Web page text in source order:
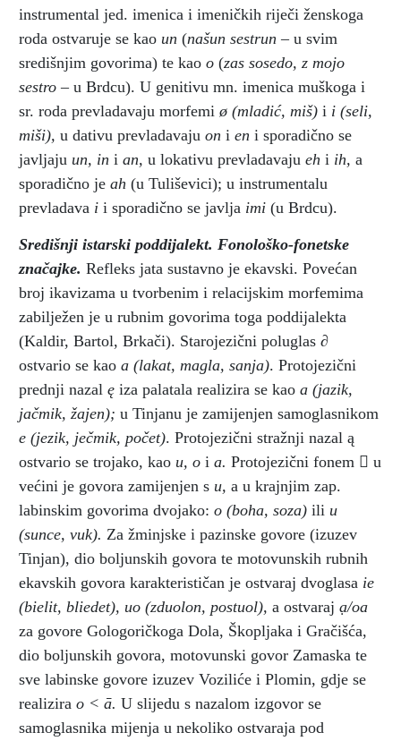
instrumental jed. imenica i imeničkih riječi ženskoga
roda ostvaruje se kao un (našun sestrun – u svim
središnjim govorima) te kao o (zas sosedo, z mojo
sestro – u Brdcu). U genitivu mn. imenica muškoga i
sr. roda prevladavaju morfemi ø (mladić, miš) i i (seli,
miši), u dativu prevladavaju on i en i sporadično se
javljaju un, in i an, u lokativu prevladavaju eh i ih, a
sporadično je ah (u Tuliševici); u instrumentalu
prevladava i i sporadično se javlja imi (u Brdcu).
Središnji istarski poddijalekt. Fonološko-fonetske
značajke. Refleks jata sustavno je ekavski. Povećan
broj ikavizama u tvorbenim i relacijskim morfemima
zabilježen je u rubnim govorima toga poddijalekta
(Kaldir, Bartol, Brkači). Starojezični poluglas ∂
ostvario se kao a (lakat, magla, sanja). Protojezični
prednji nazal ę iza palatala realizira se kao a (jazik,
jačmik, žajen); u Tinjanu je zamijenjen samoglasnikom
e (jezik, ječmik, počet). Protojezični stražnji nazal ą
ostvario se trojako, kao u, o i a. Protojezični fonem  u
većini je govora zamijenjen s u, a u krajnjim zap.
labinskim govorima dvojako: o (boha, soza) ili u
(sunce, vuk). Za žminjske i pazinske govore (izuzev
Tinjan), dio boljunskih govora te motovunskih rubnih
ekavskih govora karakterističan je ostvaraj dvoglasa ie
(bielit, bliedet), uo (zduolon, postuol), a ostvaraj ạ/oa
za govore Gologoričkoga Dola, Škopljaka i Gračišća,
dio boljunskih govora, motovunski govor Zamaska te
sve labinske govore izuzev Voziliće i Plomin, gdje se
realizira o < ā. U slijedu s nazalom izgovor se
samoglasnika mijenja u nekoliko ostvaraja pod